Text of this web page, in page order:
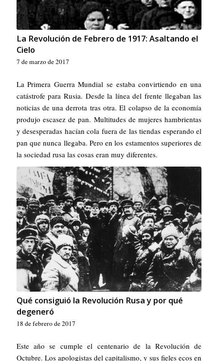
La Revolución de Febrero de 1917: Asaltando el
Cielo
7 de marzo de 2017
La Primera Guerra Mundial se estaba convirtiendo en una
catástrofe para Rusia. Desde la línea del frente llegaban las
noticias de una derrota tras otra. El colapso de la economía
produjo escasez de pan. Multitudes de mujeres hambrientas
y desesperadas hacían cola fuera de las tiendas esperando el
pan que nunca llegaba. Pero en los estamentos superiores de
la sociedad rusa las cosas eran muy diferentes.
Qué consiguió la Revolución Rusa y por qué
degeneró
18 de febrero de 2017
Este año se cumple el centenario de la Revolución de
Octubre. Los apologistas del capitalismo, y sus fieles ecos en